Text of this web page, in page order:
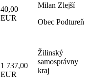
40,00
EUR
Milan Zlejší
Obec Podtureň
1 737,00
EUR
Žilinský
samosprávny
kraj